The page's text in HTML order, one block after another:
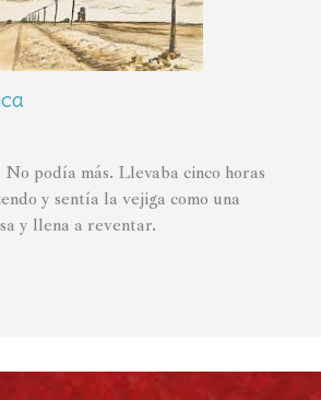
podía más. Llevaba cinco horas
y sentía la vejiga como una
y llena a reventar.